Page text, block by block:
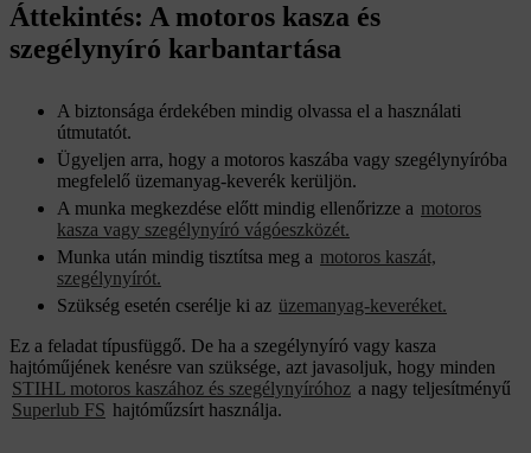
Áttekintés: A motoros kasza és
szegélynyíró karbantartása
A biztonsága érdekében mindig olvassa el a használati
útmutatót.
Ügyeljen arra, hogy a motoros kaszába vagy szegélynyíróba
megfelelő üzemanyag-keverék kerüljön.
A munka megkezdése előtt mindig ellenőrizze a motoros
kasza vagy szegélynyíró vágóeszközét.
Munka után mindig tisztítsa meg a motoros kaszát,
szegélynyírót.
Szükség esetén cserélje ki az üzemanyag-keveréket.
Ez a feladat típusfüggő. De ha a szegélynyíró vagy kasza
hajtóműjének kenésre van szüksége, azt javasoljuk, hogy minden
STIHL motoros kaszához és szegélynyíróhoz a nagy teljesítményű
Superlub FS hajtóműzsírt használja.